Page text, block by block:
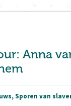
Anna
Sporen van